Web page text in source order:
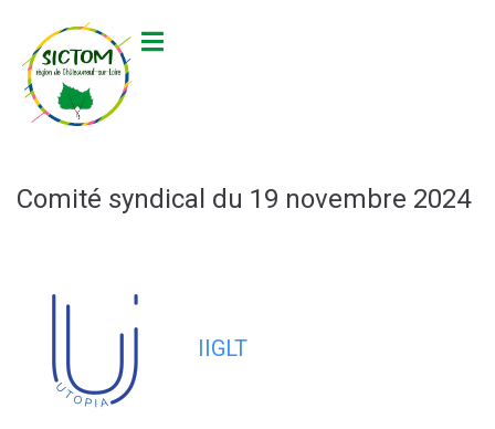
Comité syndical du 19 novembre 2024
IIGLT